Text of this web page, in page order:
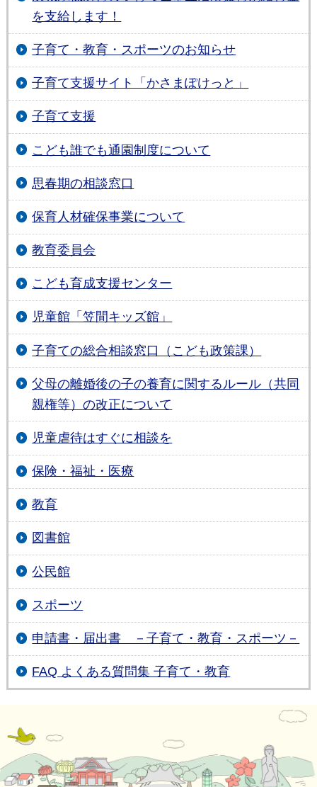
を支給します！
子育て・教育・スポーツのお知らせ
子育て支援サイト「かさまぽけっと」
子育て支援
こども誰でも通園制度について
思春期の相談窓口
保育人材確保事業について
教育委員会
こども育成支援センター
児童館「笠間キッズ館」
子育ての総合相談窓口（こども政策課）
父母の離婚後の子の養育に関するルール（共同
親権等）の改正について
児童虐待はすぐに相談を
保険・福祉・医療
教育
図書館
公民館
スポーツ
申請書・届出書 －子育て・教育・スポーツ－
FAQ よくある質問集 子育て・教育